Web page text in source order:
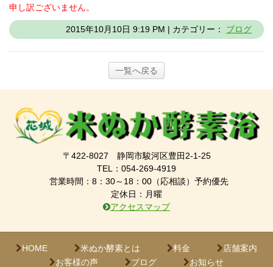
申し訳ございません。
2015年10月10日 9:19 PM | カテゴリー： ブログ
一覧へ戻る
〒422-8027 静岡市駿河区豊田2-1-25
TEL：054-269-4919
営業時間：8：30～18：00（応相談）予約優先
定休日：月曜
アクセスマップ
HOME 米ぬか酵素とは 料金
店舗案内
お客様の声
ブログ お知らせ